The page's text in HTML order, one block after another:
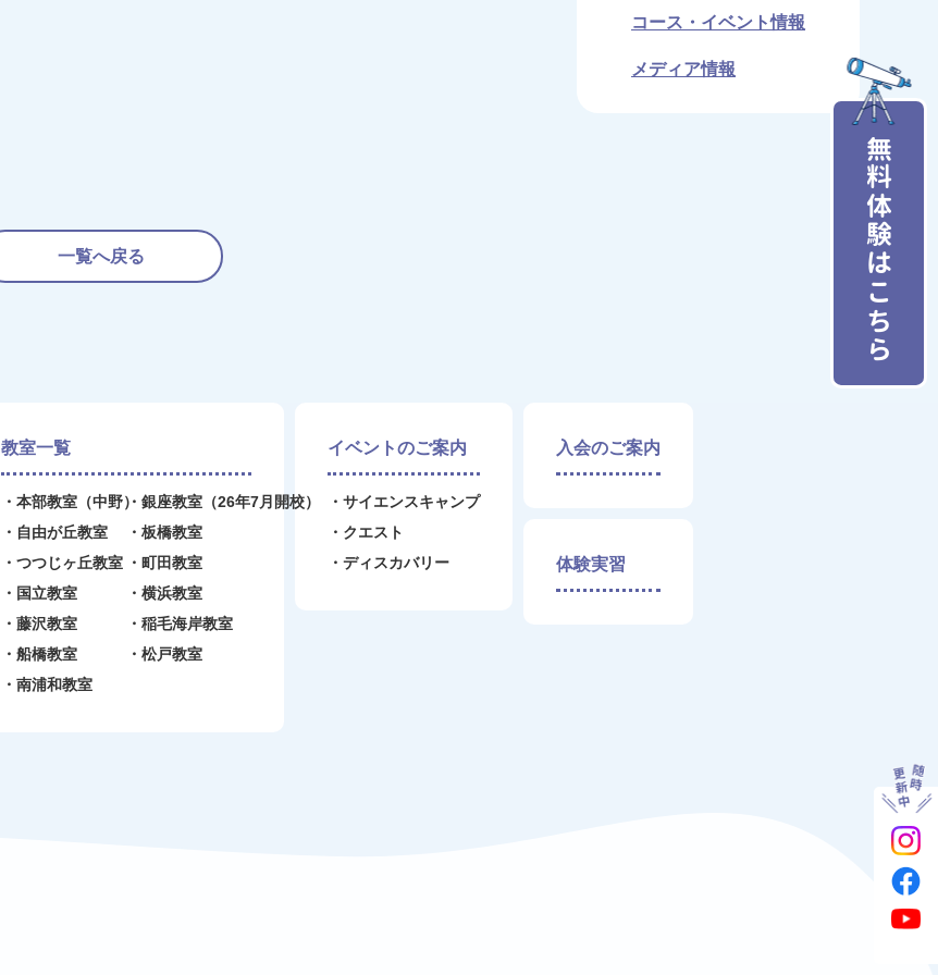
無料体験はこちら
一覧へ戻る
コース・イベント情報
メディア情報
教室一覧
本部教室（中野） 銀座教室（26年7月開校）
自由が丘教室
板橋教室
つつじヶ丘教室
町田教室
国立教室
横浜教室
藤沢教室
稲毛海岸教室
船橋教室
松戸教室
南浦和教室
イベントのご案内
サイエンスキャンプ
クエスト
ディスカバリー
入会のご案内
体験実習